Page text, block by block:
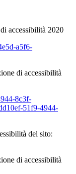
accessibilità 2020
a5f6-
di accessibilità
8c3f-
51f9-4944-
del sito:
di accessibilità